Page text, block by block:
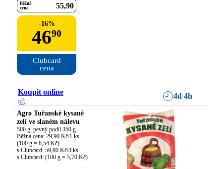
Běžná
cena
55 90
-16%
4690
Clubcard
cena
Koupit online 4d 4h
Agro Tuřanské kysané
zelí ve slaném nálevu
500 g, pevný podíl 350 g
Běžná cena: 29,90 Kč/1 ks
(100 g = 8,54 Kč)
s Clubcard: 59,80 Kč/3 ks
s Clubcard: (100 g = 5,70 Kč)